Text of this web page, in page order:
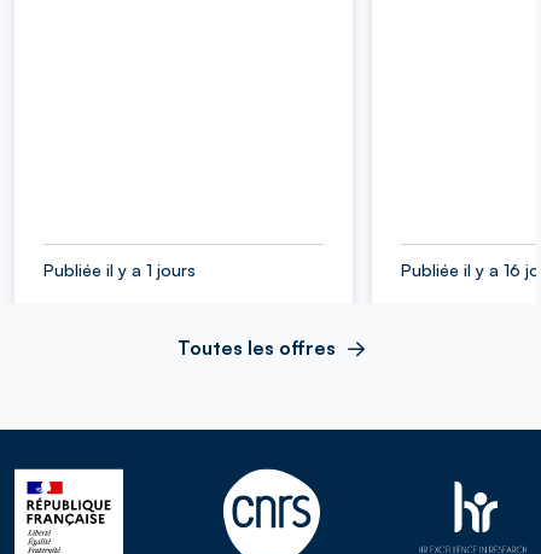
Publiée il y a 1 jours Publiée il y a 16
Toutes les offres